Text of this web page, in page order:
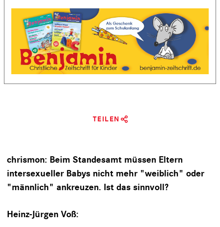
TEILEN
chrismon: Beim Standesamt müssen Eltern
intersexueller Babys nicht mehr "weiblich" oder
"männlich" ankreuzen. Ist das sinnvoll?
Heinz-Jürgen Voß: